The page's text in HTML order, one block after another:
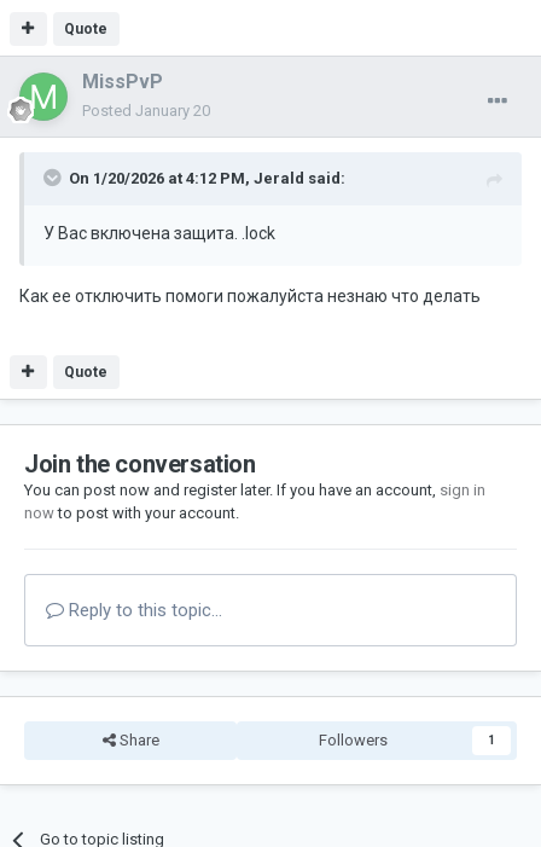
Quote
MissPvP
Posted January 20
On 1/20/2026 at 4:12 PM, Jerald said:
У Вас включена защита. .lock
Как ее отключить помоги пожалуйста незнаю что делать
Quote
Join the conversation
You can post now and register later. If you have an account, sign in
nowto post with your account.
Reply to this topic...
Share Followers 1
Go to topic listing